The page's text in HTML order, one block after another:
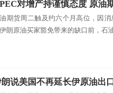
期货周二触及约六个月高位，因
朗原油买家豁免带来的缺口前，石
说美国不再延长伊原油出